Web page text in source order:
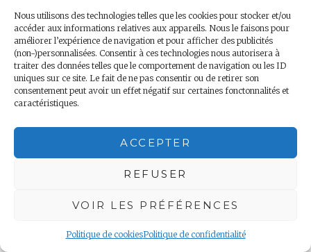
Nous utilisons des technologies telles que les cookies pour stocker et/ou
accéder aux informations relatives aux appareils. Nous le faisons pour
améliorer l’expérience de navigation et pour afficher des publicités
(non-)personnalisées. Consentir à ces technologies nous autorisera à
traiter des données telles que le comportement de navigation ou les ID
uniques sur ce site. Le fait de ne pas consentir ou de retirer son
consentement peut avoir un effet négatif sur certaines fonctonnalités et
caractéristiques.
ACCEPTER
REFUSER
VOIR LES PRÉFÉRENCES
Politique de cookiesPolitique de confidentialité
Vous devezvous connecterpour publier un
commentaire.
Navigation
PREVIOUS POST
Jours 45, 46, 47 et 48 – Grey Bull
Jour 51 – Tuscaloosa
Rechercher :